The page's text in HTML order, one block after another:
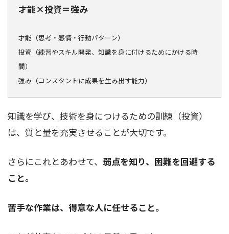
才能×投資＝強み
才能（思考・感情・行動パターン）
投資（練習やスキル開発、知識を身に付けるためにかける時
間）
強み（コンスタントに成果を生み出す能力）
知識を学び、技術を身につけるための訓練（投資）
は、質と量を充実させることが大切です。
さらにこれとあわせて、 弱点を知り、困難を回避する
こと。
苦手な作業は、得意な人に任せること。